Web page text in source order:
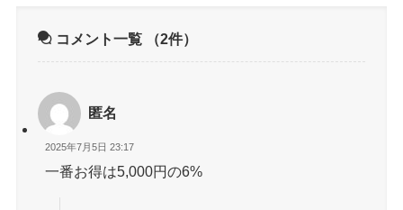
コメント一覧 （2件）
匿名
2025年7月5日 23:17
一番お得は5,000円の6%